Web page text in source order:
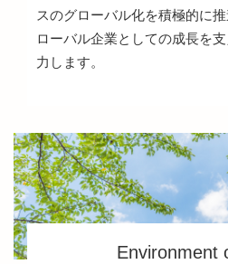
スのグローバル化を積極的に
ローバル企業としての成長を
力します。
Environment